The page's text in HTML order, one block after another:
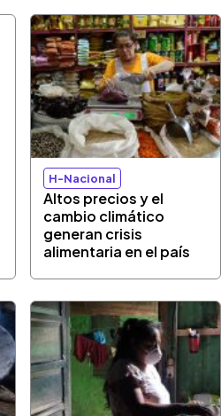
H-Nacional
Altos precios y el
cambio climático
generan crisis
alimentaria en el país